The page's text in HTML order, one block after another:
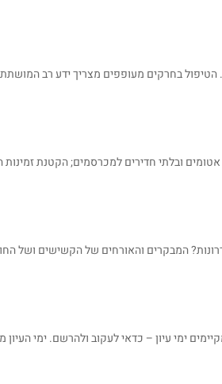
הטיפול בחרקים מעופפים מצריך ידע רב
ובלתי חדירים למכרסמים; הקטנת זמינות
המבקרים והאורחים של הקשישים ושל
ימי עיון – כדאי לעקוב ולהרשם. ימי העיון